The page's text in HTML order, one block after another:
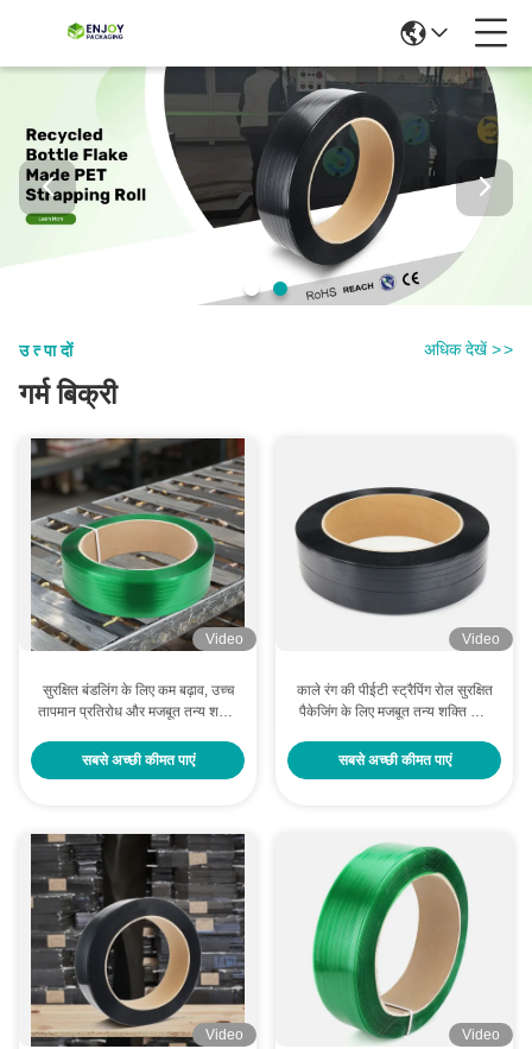
उत्पादों
गर्म बिक्री
अधिक देखें >>
Video
सुरक्षित बंडलिंग के लिए कम बढ़ाव, उच्च
तापमान प्रतिरोध और मजबूत तन्य शक्ति
सबसे अच्छी कीमत पाएं
Video
काले रंग की पीईटी स्ट्रैपिंग रोल सुरक्षित
पैकेजिंग के लिए मजबूत तन्य शक्ति और
सबसे अच्छी कीमत पाएं
Video Video